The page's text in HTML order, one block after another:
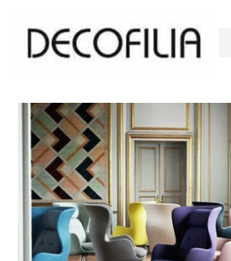
contenido